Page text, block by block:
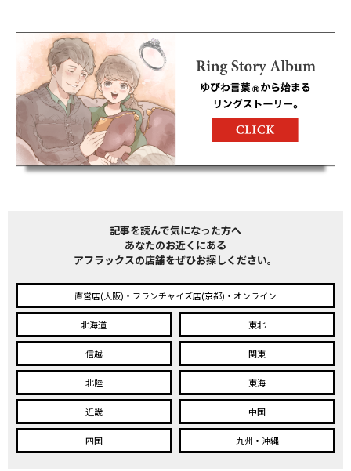
記事を読んで気になった方へ
あなたのお近くにある
アフラックスの店舗をぜひお探しください。
直営店(大阪)・フランチャイズ店(京都)・オンライン
北海道 東北
信越 関東
北陸 東海
近畿 中国
四国 九州・沖縄